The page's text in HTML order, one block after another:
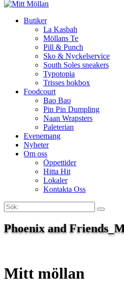
Butiker
La Kasbah
Möllans Te
Pill & Punch
Sko & Nyckelservice
South Soles sneakers
Typotopia
Trisses bokbox
Foodcourt
Bao Bao
Pin Pin Dumpling
Naan Wrapsters
Paleterian
Evenemang
Nyheter
Om oss
Öppettider
Hitta Hit
Lokaler
Kontakta Oss
Sök:
Search
Phoenix and
Mitt möllan